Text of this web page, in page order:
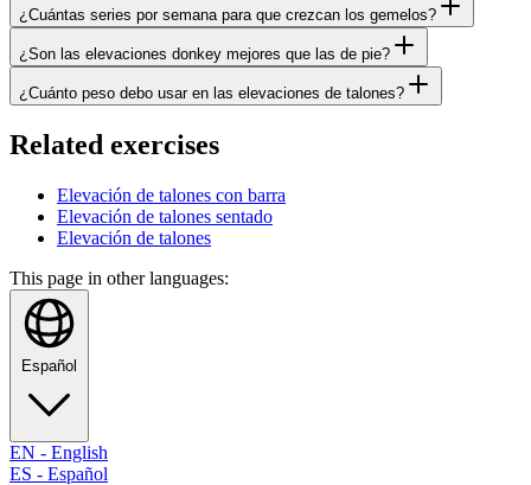
¿Cuántas series por semana para que crezcan los gemelos?
¿Son las elevaciones donkey mejores que las de pie?
¿Cuánto peso debo usar en las elevaciones de talones?
Related exercises
Elevación de talones con barra
Elevación de talones sentado
Elevación de talones
This page in other languages:
Español
EN - English
ES - Español